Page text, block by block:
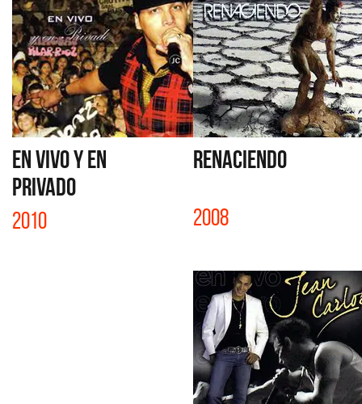
EN VIVO Y EN
PRIVADO
2010
RENACIENDO
2008